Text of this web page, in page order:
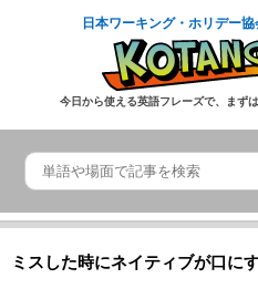
日本ワーキング・ホリデー
今日から使える英語フレーズで、まず
ミスした時にネイティブが口に